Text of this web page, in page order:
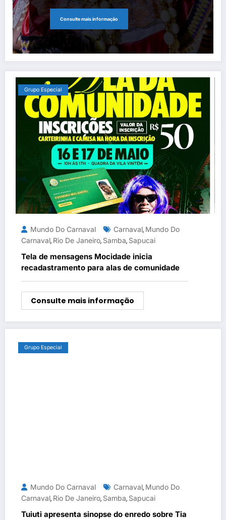
Consulte mais informação
Grupo Especial
Mundo Do Carnaval Carnaval, Mundo Do
Carnaval, Rio De Janeiro, Samba, Sapucai
Tela de mensagens Mocidade inicia
recadastramento para alas de comunidade
Consulte mais informação
Grupo Especial
Mundo Do Carnaval Carnaval, Mundo Do
Carnaval, Rio De Janeiro, Samba, Sapucai
Tuiuti apresenta sinopse do enredo sobre Tia